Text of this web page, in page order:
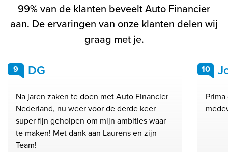
99% van de klanten beveelt Auto Financier
aan. De ervaringen van onze klanten delen wij
graag met je.
9 DG
Na jaren zaken te doen met Auto Financier
Nederland, nu weer voor de derde keer
super fijn geholpen om mijn ambities waar
te maken! Met dank aan Laurens en zijn
Team!
10